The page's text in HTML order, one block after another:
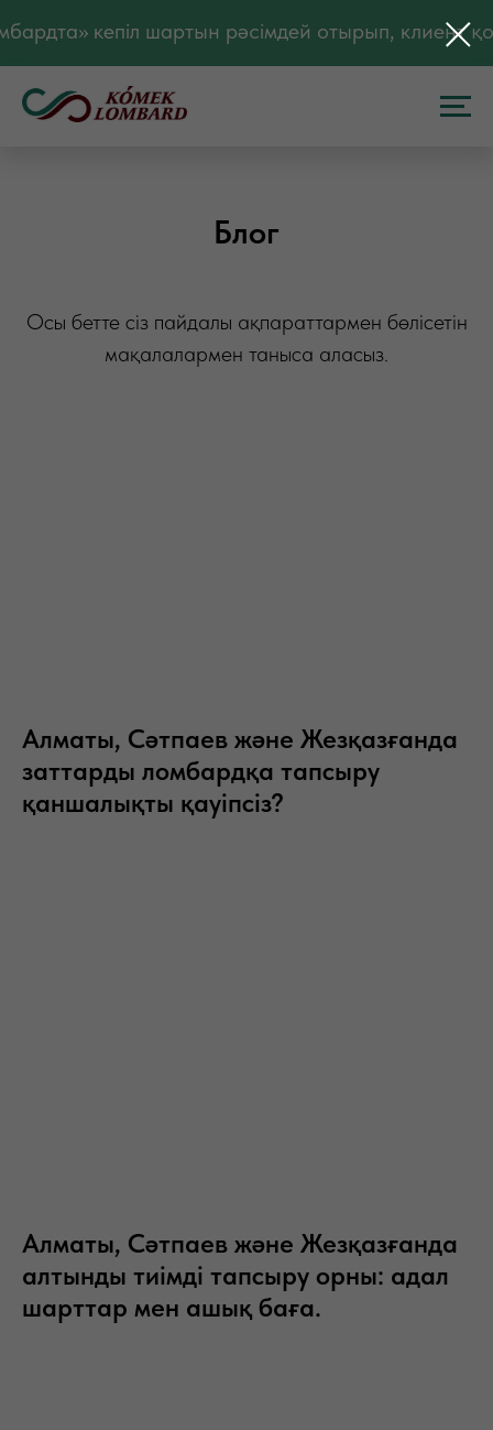
кепіл шартын рәсімдей отырып, клиент
Блог
Осы бетте сіз пайдалы ақпараттармен бөлісетін
мақалалармен таныса аласыз.
Алматы, Сәтпаев және Жезқазғанда
заттарды ломбардқа тапсыру
қаншалықты қауіпсіз?
Алматы, Сәтпаев және Жезқазғанда
алтынды тиімді тапсыру орны: адал
шарттар мен ашық баға.